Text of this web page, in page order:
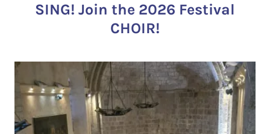
SING! Join the 2026 Festival
CHOIR!